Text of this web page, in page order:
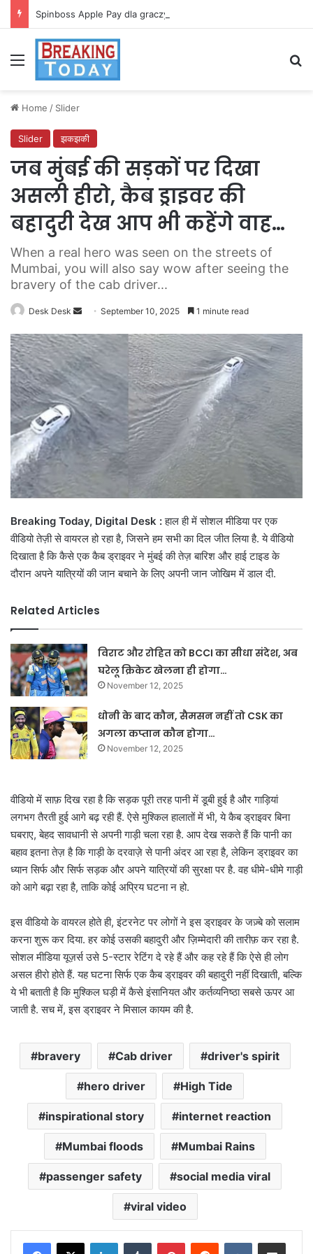
Spinboss Apple Pay dla graczy na iPhone
Menu
Home / Slider
Slider झकझकी
जब मुंबई की सड़कों पर दिखा
असली हीरो, कैब ड्राइवर की
बहादुरी देख आप भी कहेंगे वाह…
When a real hero was seen on the streets of
Mumbai, you will also say wow after seeing the
bravery of the cab driver...
Desk Desk
Send
email
September 10, 2025 1 minute read
Breaking Today, Digital Desk :हाल ही में सोशल मीडिया पर एक
वीडियो तेज़ी से वायरल हो रहा है, जिसने हम सभी का दिल जीत लिया है. ये वीडियो
दिखाता है कि कैसे एक कैब ड्राइवर ने मुंबई की तेज़ बारिश और हाई टाइड के
दौरान अपने यात्रियों की जान बचाने के लिए अपनी जान जोखिम में डाल दी.
Related Articles
विराट और रोहित को BCCI का सीधा संदेश, अब
घरेलू क्रिकेट खेलना ही होगा…
November 12, 2025
धोनी के बाद कौन, सैमसन नहीं तो CSK का
अगला कप्तान कौन होगा…
November 12, 2025
वीडियो में साफ़ दिख रहा है कि सड़क पूरी तरह पानी में डूबी हुई है और गाड़ियां
लगभग तैरती हुई आगे बढ़ रही हैं. ऐसे मुश्किल हालातों में भी, ये कैब ड्राइवर बिना
घबराए, बेहद सावधानी से अपनी गाड़ी चला रहा है. आप देख सकते हैं कि पानी का
बहाव इतना तेज़ है कि गाड़ी के दरवाज़े से पानी अंदर आ रहा है, लेकिन ड्राइवर का
ध्यान सिर्फ और सिर्फ सड़क और अपने यात्रियों की सुरक्षा पर है. वह धीमे-धीमे गाड़ी
को आगे बढ़ा रहा है, ताकि कोई अप्रिय घटना न हो.
इस वीडियो के वायरल होते ही, इंटरनेट पर लोगों ने इस ड्राइवर के जज़्बे को सलाम
करना शुरू कर दिया. हर कोई उसकी बहादुरी और ज़िम्मेदारी की तारीफ़ कर रहा है.
सोशल मीडिया यूज़र्स उसे 5-स्टार रेटिंग दे रहे हैं और कह रहे हैं कि ऐसे ही लोग
असल हीरो होते हैं. यह घटना सिर्फ एक कैब ड्राइवर की बहादुरी नहीं दिखाती, बल्कि
ये भी बताती है कि मुश्किल घड़ी में कैसे इंसानियत और कर्तव्यनिष्ठा सबसे ऊपर आ
जाती है. सच में, इस ड्राइवर ने मिसाल कायम की है.
bravery Cab driver driver's spirit
hero driver High Tide
inspirational story internet reaction
Mumbai floods Mumbai Rains
passenger safety social media viral
viral video
LinkedInTumblr PinterestReddit VKontakteShare via Email